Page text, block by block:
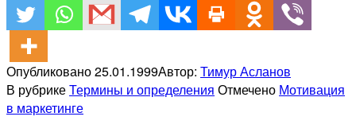
Опубликовано25.01.1999Автор: Тимур Асланов
В рубрикеТермины и определения Отмечено Мотивация
в маркетинге